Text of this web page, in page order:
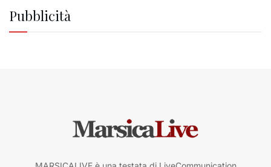
Pubblicità